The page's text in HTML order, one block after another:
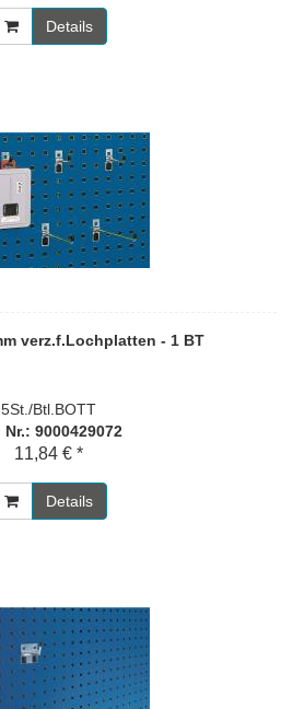
Details
verz.f.Lochplatten - 1 BT
5St./Btl.BOTT
Nr.: 9000429072
11,84 € *
Details